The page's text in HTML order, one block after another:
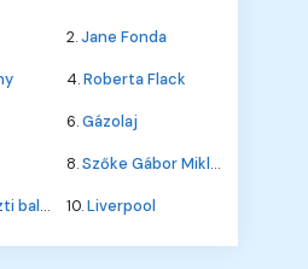
2.Jane Fonda
4.Roberta Flack
6.Gázolaj
8.Szőke Gábor Miklós
10.Liverpool